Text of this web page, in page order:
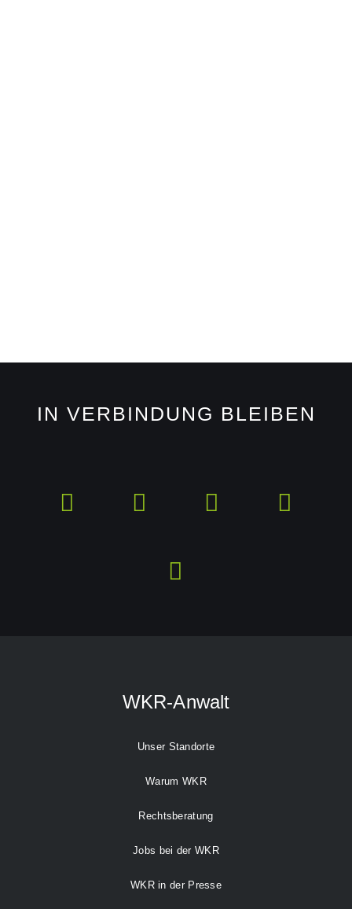
IN VERBINDUNG BLEIBEN
WKR-Anwalt
Unser Standorte
Warum WKR
Rechtsberatung
Jobs bei der WKR
WKR in der Presse